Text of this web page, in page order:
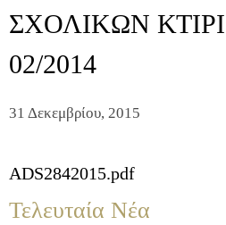
ΣΧΟΛΙΚΩΝ
02/2014
31 Δεκεμβρίου, 2015
ADS2842015.pdf
Τελευταία Νέα